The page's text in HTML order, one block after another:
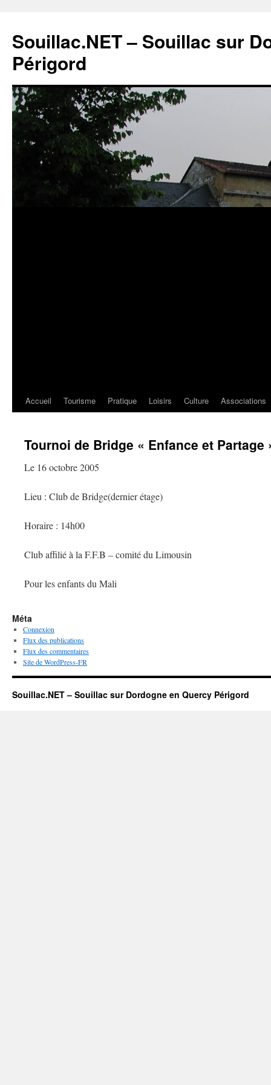
Souillac.NET – Souillac sur
Périgord
Accueil Tourisme Pratique Loisirs Culture Associations
Tournoi de Bridge « Enfance et Partage
Le 16 octobre 2005
Lieu : Club de Bridge(dernier étage)
Horaire : 14h00
Club affilié à la F.F.B – comité du Limousin
Pour les enfants du Mali
Méta
Connexion
Flux des publications
Flux des commentaires
Site de WordPress-FR
Souillac.NET – Souillac sur Dordogne en Quercy Périgord